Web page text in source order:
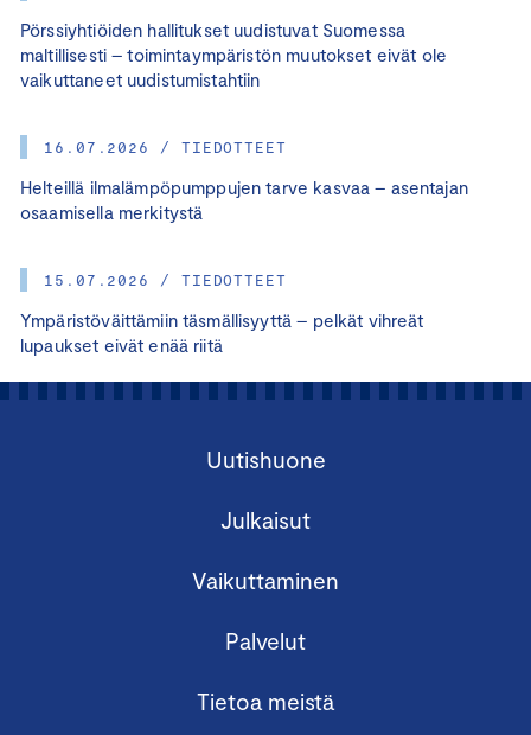
Pörssiyhtiöiden hallitukset uudistuvat Suomessa
maltillisesti – toimintaympäristön muutokset eivät ole
vaikuttaneet uudistumistahtiin
16.07.2026 / TIEDOTTEET
Helteillä ilmalämpöpumppujen tarve kasvaa – asentajan
osaamisella merkitystä
15.07.2026 / TIEDOTTEET
Ympäristöväittämiin täsmällisyyttä – pelkät vihreät
lupaukset eivät enää riitä
Uutishuone
Julkaisut
Vaikuttaminen
Palvelut
Tietoa meistä